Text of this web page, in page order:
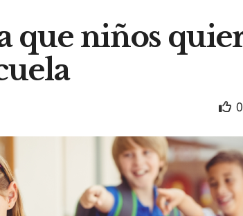
que niños
0